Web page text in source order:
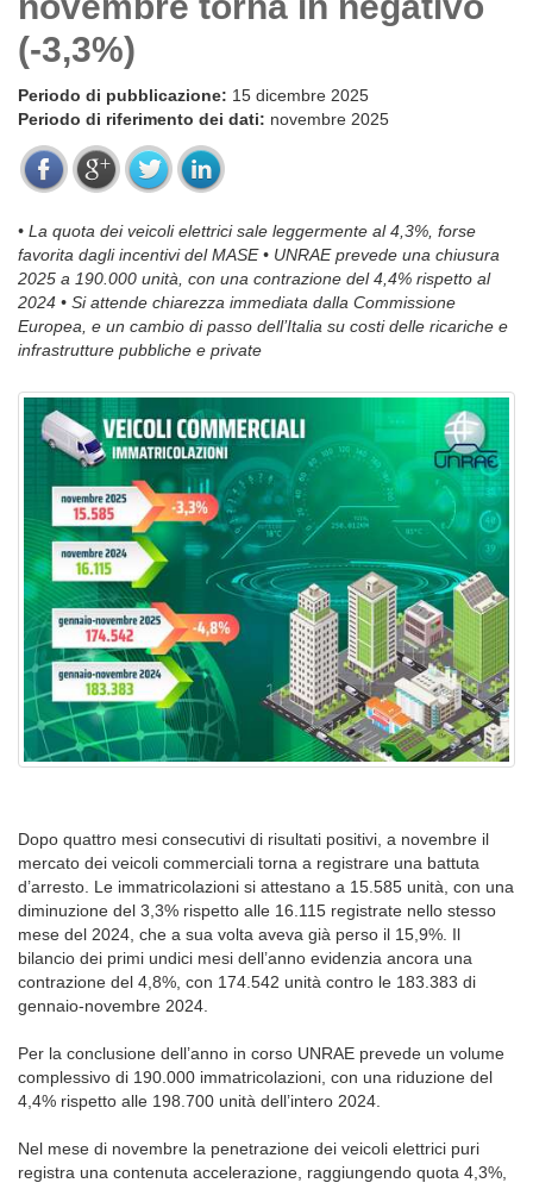
(-3,3%)
Periodo di pubblicazione: 15 dicembre 2025
Periodo di riferimento dei dati: novembre 2025
• La quota dei veicoli elettrici sale leggermente al 4,3%, forse
favorita dagli incentivi del MASE • UNRAE prevede una chiusura
2025 a 190.000 unità, con una contrazione del 4,4% rispetto al
2024 • Si attende chiarezza immediata dalla Commissione
Europea, e un cambio di passo dell’Italia su costi delle ricariche e
infrastrutture pubbliche e private
Dopo quattro mesi consecutivi di risultati positivi, a novembre il
mercato dei veicoli commerciali torna a registrare una battuta
d’arresto. Le immatricolazioni si attestano a 15.585 unità, con una
diminuzione del 3,3% rispetto alle 16.115 registrate nello stesso
mese del 2024, che a sua volta aveva già perso il 15,9%. Il
bilancio dei primi undici mesi dell’anno evidenzia ancora una
contrazione del 4,8%, con 174.542 unità contro le 183.383 di
gennaio-novembre 2024.
Per la conclusione dell’anno in corso UNRAE prevede un volume
complessivo di 190.000 immatricolazioni, con una riduzione del
4,4% rispetto alle 198.700 unità dell’intero 2024.
Nel mese di novembre la penetrazione dei veicoli elettrici puri
registra una contenuta accelerazione, raggiungendo quota 4,3%,